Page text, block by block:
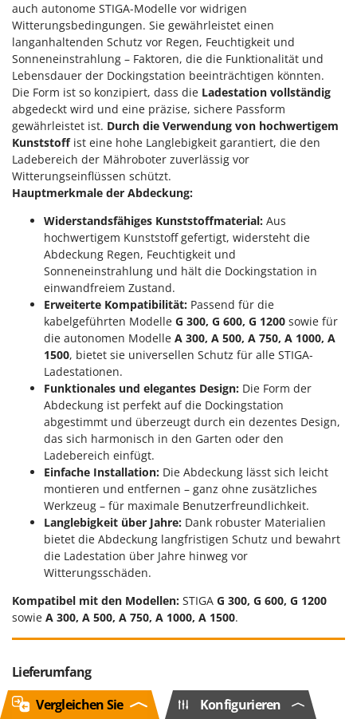
auch autonome STIGA-Modelle vor widrigen
Witterungsbedingungen. Sie gewährleistet einen
langanhaltenden Schutz vor Regen, Feuchtigkeit und
Sonneneinstrahlung – Faktoren, die die Funktionalität und
Lebensdauer der Dockingstation beeinträchtigen könnten.
Die Form ist so konzipiert, dass die Ladestation vollständig
abgedeckt wird und eine präzise, sichere Passform
gewährleistet ist. Durch die Verwendung von hochwertigem
Kunststoffist eine hohe Langlebigkeit garantiert, die den
Ladebereich der Mähroboter zuverlässig vor
Witterungseinflüssen schützt.
Hauptmerkmale der Abdeckung:
Widerstandsfähiges Kunststoffmaterial: Aus
hochwertigem Kunststoff gefertigt, widersteht die
Abdeckung Regen, Feuchtigkeit und
Sonneneinstrahlung und hält die Dockingstation in
einwandfreiem Zustand.
Erweiterte Kompatibilität: Passend für die
kabelgeführten Modelle G 300, G 600, G 1200 sowie für
die autonomen Modelle A 300, A 500, A 750, A 1000, A
1500, bietet sie universellen Schutz für alle STIGA-
Ladestationen.
Funktionales und elegantes Design: Die Form der
Abdeckung ist perfekt auf die Dockingstation
abgestimmt und überzeugt durch ein dezentes Design,
das sich harmonisch in den Garten oder den
Ladebereich einfügt.
Einfache Installation: Die Abdeckung lässt sich leicht
montieren und entfernen – ganz ohne zusätzliches
Werkzeug – für maximale Benutzerfreundlichkeit.
Langlebigkeit über Jahre: Dank robuster Materialien
bietet die Abdeckung langfristigen Schutz und bewahrt
die Ladestation über Jahre hinweg vor
Witterungsschäden.
Kompatibel mit den Modellen: STIGA G 300, G 600, G 1200
sowie A 300, A 500, A 750, A 1000, A 1500.
Lieferumfang
Konfigurieren
Vergleichen Sie